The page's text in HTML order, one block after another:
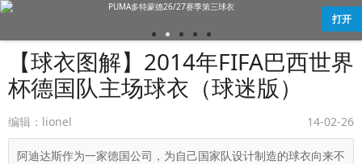
PUMA多特蒙德26/27赛季第三球衣
打开
【球衣图解】2014年FIFA巴西世界
杯德国队主场球衣（球迷版）
编辑：lionel 14-02-26
阿迪达斯作为一家德国公司，为自己国家队设计制造的球衣向来不